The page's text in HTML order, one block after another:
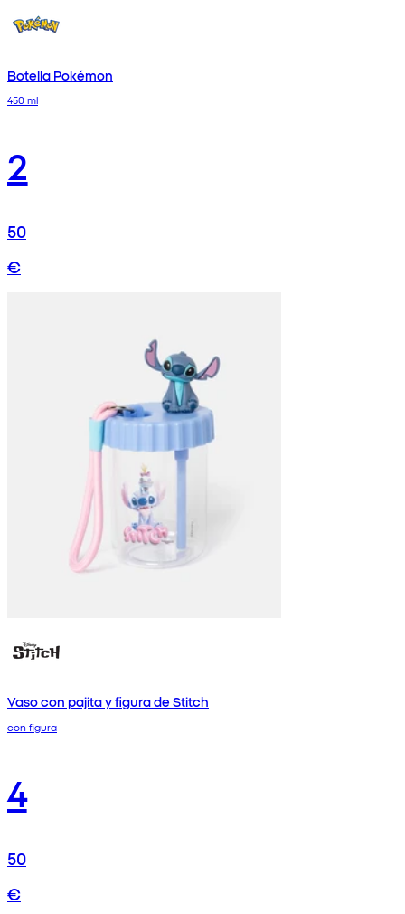
Botella Pokémon
450 ml
2
50
€
Vaso con pajita y figura de Stitch
con figura
4
50
€